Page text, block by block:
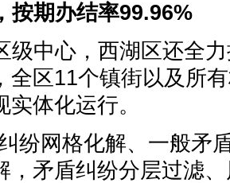
按期办结率99.96%
级中心，西湖区还全
全区11个镇街以及所
体化运行。
纷网格化解、一般矛
，矛盾纠纷分层过滤